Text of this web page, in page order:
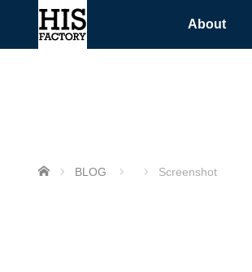
About
ホーム BLOG Screenshot